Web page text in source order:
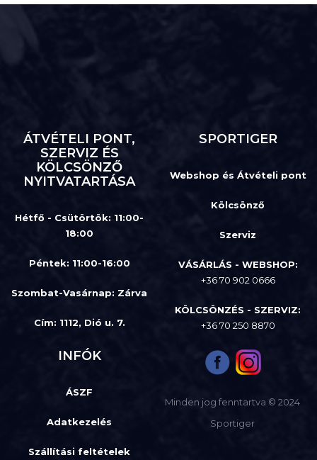
ÁTVÉTELI PONT,
SZERVIZ ÉS
KÖLCSÖNZŐ
NYITVATARTÁSA
Hétfő - Csütörtök: 11:00-
18:00
Péntek: 11:00-16:00
Szombat-Vasárnap: Zárva
Cím: 1112, Dió u. 7.
SPORTIGER
Webshop és Átvételi pont
Kölcsönző
Szerviz
VÁSÁRLÁS - WEBSHOP:
+36 70 902 0666
KÖLCSÖNZÉS - SZERVIZ:
+36 70 250 8870
INFÓK
ÁSZF
Adatkezelés
Szállítási feltételek
Minden jog fenntartva © 2024
Sportiger